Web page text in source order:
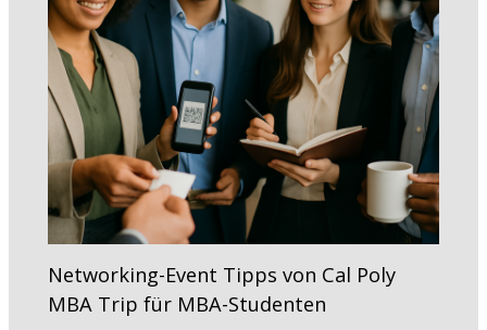
Networking-Event Tipps von Cal Poly
MBA Trip für MBA-Studenten